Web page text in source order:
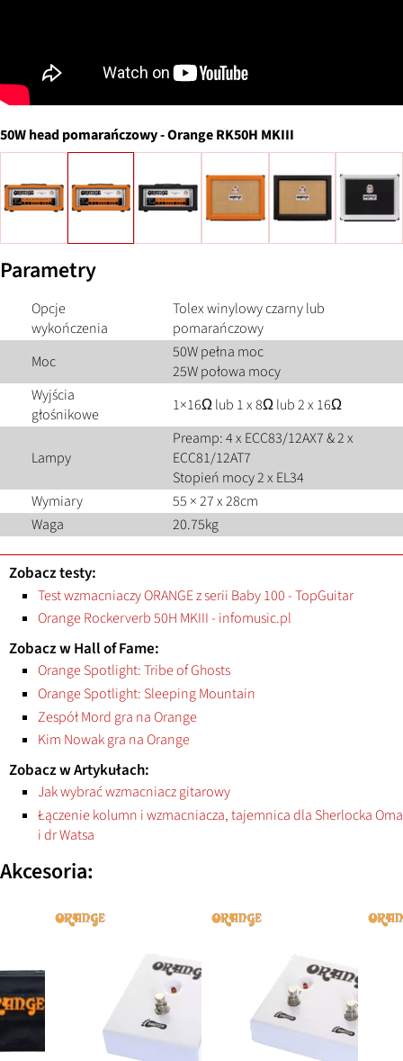
50W head pomarańczowy-Orange RK50H MKIII
Parametry
Opcje
wykończenia
Tolex winylowy czarny lub
pomarańczowy
Moc
50W pełna moc
25W połowa mocy
Wyjścia
głośnikowe
1×16Ω lub 1 x 8Ω lub 2 x 16Ω
Lampy
Preamp: 4 x ECC83/12AX7 & 2 x
ECC81/12AT7
Stopień mocy 2 x EL34
Wymiary
55 × 27 x 28cm
Waga
20.75kg
Zobacz testy:
Test wzmacniaczy ORANGE z serii Baby 100 - TopGuitar
Orange Rockerverb 50H MKIII - infomusic.pl
Zobacz w Hall of Fame:
Orange Spotlight: Tribe of Ghosts
Orange Spotlight: Sleeping Mountain
Zespół Mord gra na Orange
Kim Nowak gra na Orange
Zobacz w Artykułach:
Jak wybrać wzmacniacz gitarowy
Łączenie kolumn i wzmacniacza, tajemnica dla Sherlocka Oma
i dr Watsa
Akcesoria: